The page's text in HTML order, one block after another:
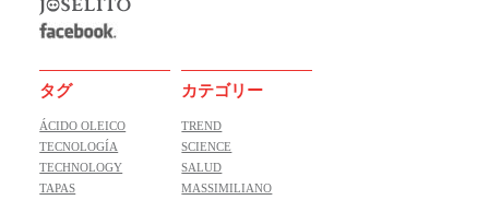
タグ
ÁCIDO OLEICO
TECNOLOGÍA
TECHNOLOGY
TAPAS
カテゴリー
TREND
SCIENCE
SALUD
MASSIMILIANO